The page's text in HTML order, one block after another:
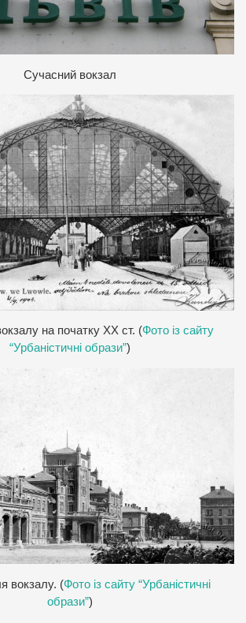
Сучасний вокзал
на початку ХХ ст. (Фото із сайту
“Урбаністичні образи”)
вокзалу. (Фото із сайту “Урбаністичні
образи”)